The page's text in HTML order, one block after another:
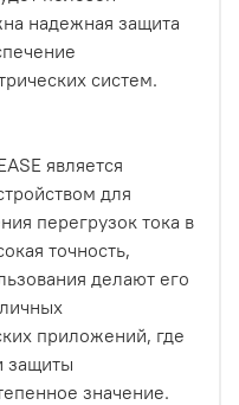
надежная защита
систем.
является
для
перегрузок тока в
точность,
делают его
приложений, где
защиты
значение.